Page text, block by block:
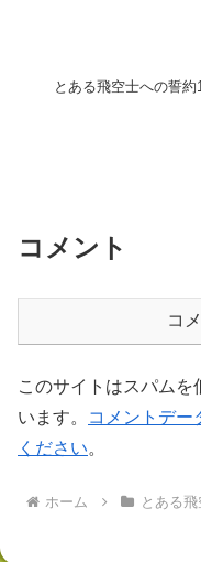
とある飛空士への誓
コメント
コ
このサイトはスパムを
います。
コメントデー
ください。
ホーム とある